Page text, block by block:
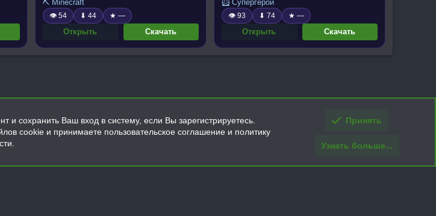
⛏️ Minecraft
👁 54 ⬇ 44 ★ —
Открыть Скачать
🦸 Супергерои
👁 93 ⬇ 74 ★ —
Открыть Скачать
Главная
R
S
сохранить Ваш вход в систему, если Вы зарегистрируетесь.
cookie и принимаете пользовательское соглашение и политику
Принять
Узнать больше...